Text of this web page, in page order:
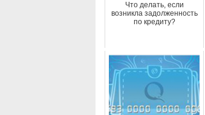
Что делать, если
возникла задолженность
по кредиту?